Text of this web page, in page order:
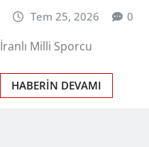
Tem 25, 2026 0
İranlı Milli Sporcu
HABERİN DEVAMI